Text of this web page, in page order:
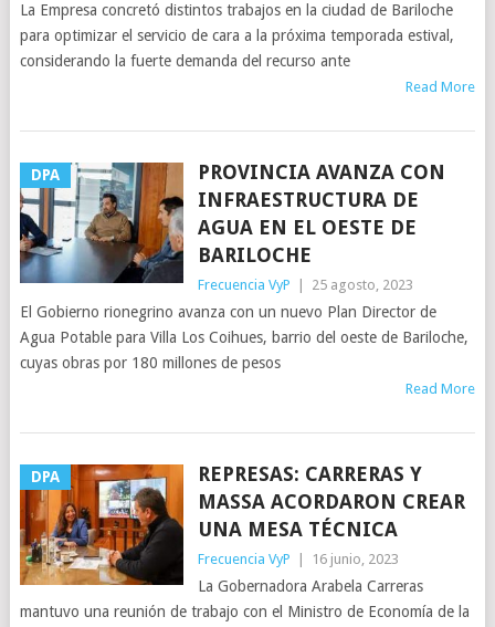
La Empresa concretó distintos trabajos en la ciudad de Bariloche
para optimizar el servicio de cara a la próxima temporada estival,
considerando la fuerte demanda del recurso ante
Read More
DPA
PROVINCIA AVANZA CON
INFRAESTRUCTURA DE
AGUA EN EL OESTE DE
BARILOCHE
Frecuencia VyP 25 agosto, 2023
El Gobierno rionegrino avanza con un nuevo Plan Director de
Agua Potable para Villa Los Coihues, barrio del oeste de Bariloche,
cuyas obras por 180 millones de pesos
Read More
DPA
REPRESAS: CARRERAS Y
MASSA ACORDARON CREAR
UNA MESA TÉCNICA
Frecuencia VyP 16 junio, 2023
La Gobernadora Arabela Carreras
mantuvo una reunión de trabajo con el Ministro de Economía de la